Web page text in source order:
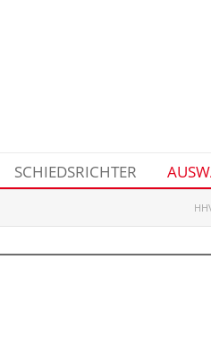
SCHIEDSRICHTER